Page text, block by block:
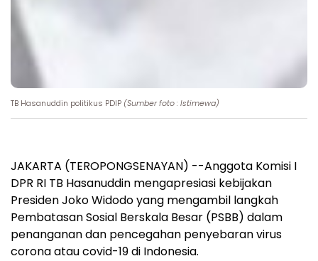
TB Hasanuddin politikus PDIP (Sumber foto : Istimewa)
JAKARTA (TEROPONGSENAYAN) --Anggota Komisi I
DPR RI TB Hasanuddin mengapresiasi kebijakan
Presiden Joko Widodo yang mengambil langkah
Pembatasan Sosial Berskala Besar (PSBB) dalam
penanganan dan pencegahan penyebaran virus
corona atau covid-19 di Indonesia.